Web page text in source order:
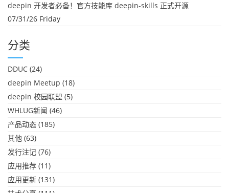
deepin 开发者必备！官方技能库 deepin-skills 正式开源
07/31/26 Friday
分类
DDUC (24)
deepin Meetup (18)
deepin 校园联盟 (5)
WHLUG新闻 (46)
产品动态 (185)
其他 (63)
发行注记 (76)
应用推荐 (11)
应用更新 (131)